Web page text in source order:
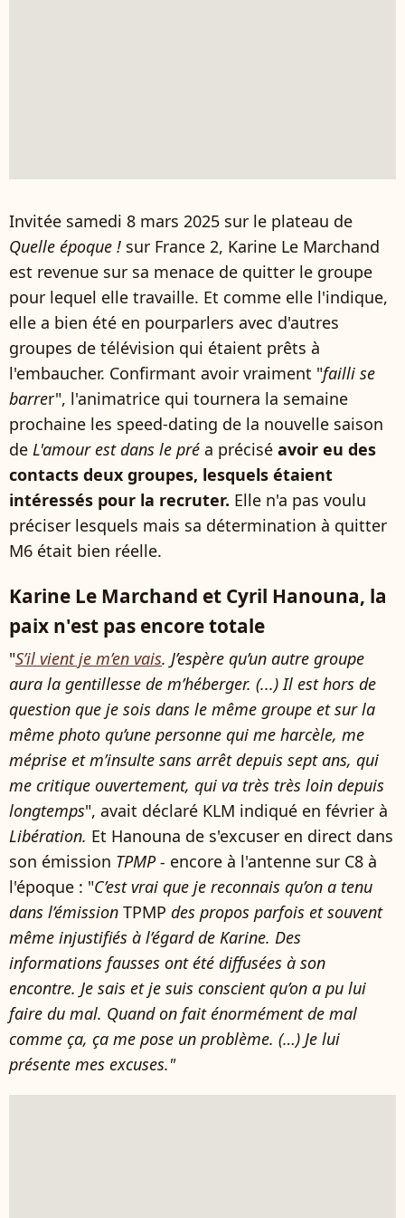
Invitée samedi 8 mars 2025 sur le plateau de
Quelle époque ! sur France 2, Karine Le Marchand
est revenue sur sa menace de quitter le groupe
pour lequel elle travaille. Et comme elle l'indique,
elle a bien été en pourparlers avec d'autres
groupes de télévision qui étaient prêts à
l'embaucher. Confirmant avoir vraiment "failli se
barrer", l'animatrice qui tournera la semaine
prochaine les speed-dating de la nouvelle saison
de L'amour est dans le pré a précisé avoir eu des
contacts deux groupes, lesquels étaient
intéressés pour la recruter. Elle n'a pas voulu
préciser lesquels mais sa détermination à quitter
M6 était bien réelle.
Karine Le Marchand et Cyril Hanouna, la
paix n'est pas encore totale
"S’il vient je m’en vais. J’espère qu’un autre groupe
aura la gentillesse de m’héberger. (...) Il est hors de
question que je sois dans le même groupe et sur la
même photo qu’une personne qui me harcèle, me
méprise et m’insulte sans arrêt depuis sept ans, qui
me critique ouvertement, qui va très très loin depuis
longtemps", avait déclaré KLM indiqué en février à
Libération. Et Hanouna de s'excuser en direct dans
son émission TPMP - encore à l'antenne sur C8 à
l'époque : "C’est vrai que je reconnais qu’on a tenu
dans l’émission TPMP des propos parfois et souvent
même injustifiés à l’égard de Karine. Des
informations fausses ont été diffusées à son
encontre. Je sais et je suis conscient qu’on a pu lui
faire du mal. Quand on fait énormément de mal
comme ça, ça me pose un problème. (…) Je lui
présente mes excuses."